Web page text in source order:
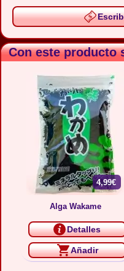
Con este producto
4,99€
Alga Wakame
Detalles
Añadir